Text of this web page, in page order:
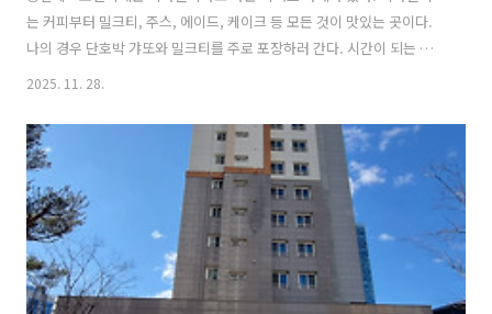
는 커피부터 밀크티, 주스, 에이드, 케이크 등 모든 것이 맛있는 곳이다.
나의 경우 단호박 갸또와 밀크티를 주로 포장하러 간다. 시간이 되는 경
우에는 홀에서 먹고 가지만 육아 때문에 요즘은 포장 위주로 하는 것 같
사진에 나타난 영업 시간으로 굳혀져 가는 것 같다.메뉴는 아래의 사진처
럼 다양하게 많다.실내에 LP 재생기와 마샬 스피커가 있어서 좋은 느낌
의 노래를 즐길 수 있다.
2025. 11. 28.